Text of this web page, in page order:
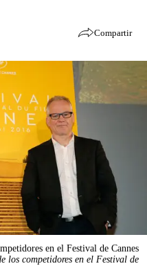
Compartir
en el Festival de Cannes
los competidores en el Festival de